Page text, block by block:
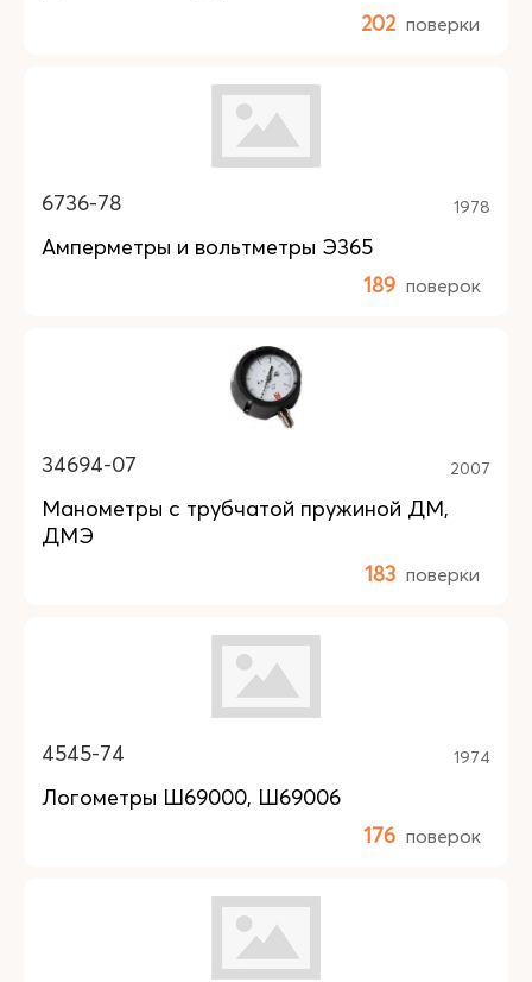
202 поверки
6736-78 1978
Амперметры и вольтметры Э365
189 поверок
34694-07 2007
Манометры с трубчатой пружиной ДМ,
ДМЭ
183 поверки
4545-74 1974
Логометры Ш69000, Ш69006
176 поверок